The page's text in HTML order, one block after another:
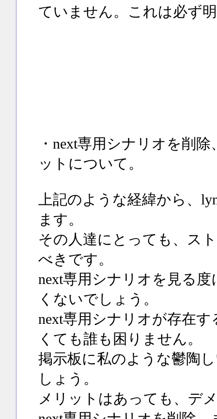
ていません。これは必ず
・next専用シナリオを削
ットについて。
上記のような経緯から、
ます。
その人達にとっても、ス
べきです。
next専用シナリオを見る
くないでしょう。
next専用シナリオが存在
くても誰も困りません。
掲示板に私のような鬱陶
しょう。
メリットはあっても、デ